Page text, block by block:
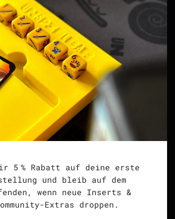
5 % Rabatt auf deine erste
und bleib auf dem
wenn neue Inserts &
Extras droppen.
Community
Spielen. Teilen.
Verdienen. | Affiliate
Creator Programm
DISCORD | Community
Server
points | Score Tracker
Podcast
Impressum
Widerrufsrecht &
Widerrufsformular
Allgemeine